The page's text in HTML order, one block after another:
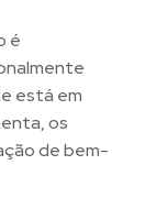
é
está em
os
de bem-